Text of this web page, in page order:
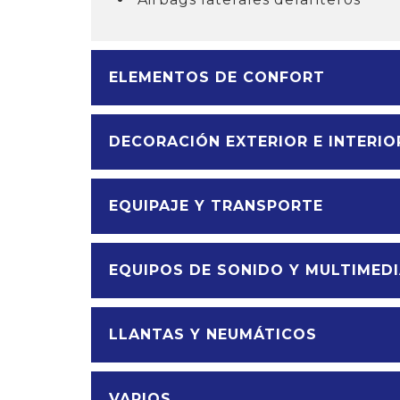
ELEMENTOS DE CONFORT
DECORACIÓN EXTERIOR E
EQUIPAJE Y TRANSPORTE
EQUIPOS DE SONIDO Y
LLANTAS Y NEUMÁTICOS